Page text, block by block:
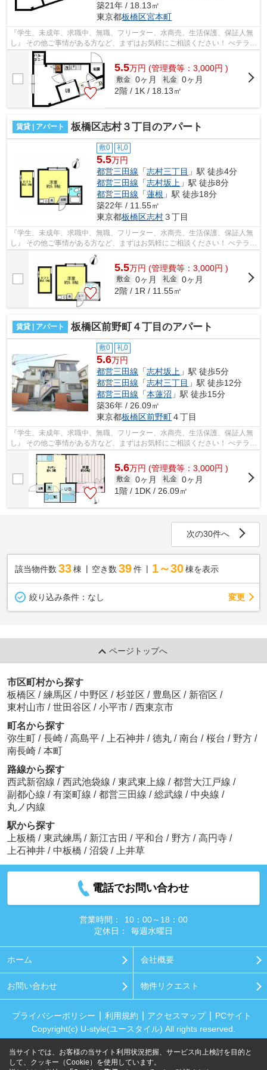
築21年 / 18.13㎡
東京都板橋区宮本町
『学生、未成年、求職中、無職、フリーター、水商売、生活保護、保証人無
し』 その他ご事情がある方など、まずはお気軽にご相談ください！ べテラン
スタッフが対応致しますのでご希望...
5.5万円 (管理費等：3,000円 )
敷金 0ヶ月 礼金 0ヶ月
2階 / 1K / 18.13㎡
賃貸 | アパート 板橋区志村３丁目のアパート
敷0 礼0
5.5万円
都営三田線 「志村三丁目 」駅 徒歩4分
都営三田線 「志村坂上 」駅 徒歩8分
都営三田線 「蓮根 」駅 徒歩18分
築22年 / 11.55㎡
東京都板橋区志村３丁目
『学生、未成年、求職中、無職、フリーター、水商売、生活保護、保証人無
し』 その他ご事情がある方など、まずはお気軽にご相談ください！ べテラン
スタッフが対応致しますのでご希望...
5.5万円 (管理費等：3,000円 )
敷金 0ヶ月 礼金 0ヶ月
2階 / 1R / 11.55㎡
賃貸 | アパート 板橋区前野町４丁目のアパート
敷0 礼0
5.6万円
都営三田線 「志村坂上 」駅 徒歩5分
都営三田線 「志村三丁目 」駅 徒歩12分
都営三田線 「本蓮沼 」駅 徒歩15分
築36年 / 26.09㎡
東京都板橋区前野町４丁目
『学生、未成年、求職中、無職、フリーター、水商売、生活保護、保証人無
し』 その他ご事情がある方など、まずはお気軽にご相談ください！ べテラン
スタッフが対応致しますのでご希望...
5.6万円 (管理費等：3,000円 )
敷金 0ヶ月 礼金 0ヶ月
1階 / 1DK / 26.09㎡
次の30件へ
該当物件数 33棟 空き数 39 件 1～30 棟を表示
絞り込み条件： なし 変更
ページトップへ
市区町村から探す
板橋区 / 練馬区 / 中野区 / 杉並区 / 豊島区 / 新宿区 /
東村山市 / 世田谷区 / 小平市 / 西東京市
町名から探す
弥生町 / 長崎 / 高島平 / 上石神井 / 徳丸 / 南台 / 桜台 / 野方 /
南長崎 / 本町
路線から探す
西武新宿線 / 西武池袋線 / 東武東上線 / 都営大江戸線 /
副都心線 / 有楽町線 / 都営三田線 / 総武線 / 中央線 /
丸ノ内線
駅から探す
上板橋 / 東武練馬 / 新江古田 / 平和台 / 野方 / 高円寺 /
上石神井 / 中板橋 / 沼袋 / 上井草
電話でお問い合わせ
営業時間：
10：00～18：00
定休日：
毎週水曜日
ホーム 会社概要
お問い合わせ 物件リクエスト
プライバシーポリシー 利用規約 アクセスマップ
PCサイト
Copyright(c) U-style(ユースタイル) All rights reserved.
当サイトでは、お客様の当サイト利用状況把握、サービス向上検討を目的と
して、クッキー（Cookie）を使用しています。